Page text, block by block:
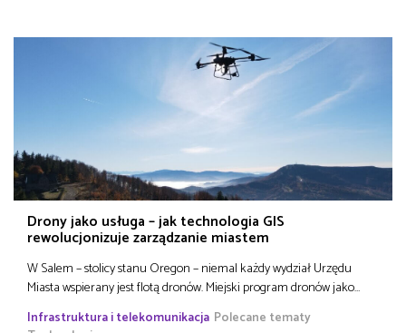
Drony jako usługa – jak technologia GIS
rewolucjonizuje zarządzanie miastem
W Salem – stolicy stanu Oregon – niemal każdy wydział Urzędu
Miasta wspierany jest flotą dronów. Miejski program dronów jako…
Infrastruktura i telekomunikacja Polecane tematy